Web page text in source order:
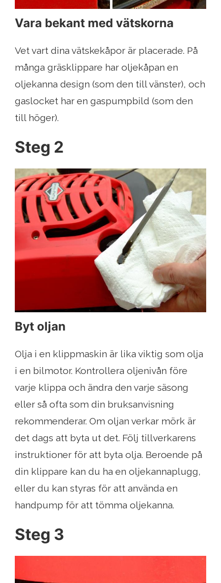
Vara bekant med vätskorna
Vet vart dina vätskekåpor är placerade. På
många gräsklippare har oljekåpan en
oljekanna design (som den till vänster), och
gaslocket har en gaspumpbild (som den
till höger).
Steg 2
Byt oljan
Olja i en klippmaskin är lika viktig som olja
i en bilmotor. Kontrollera oljenivån före
varje klippa och ändra den varje säsong
eller så ofta som din bruksanvisning
rekommenderar. Om oljan verkar mörk är
det dags att byta ut det. Följ tillverkarens
instruktioner för att byta olja. Beroende på
din klippare kan du ha en oljekannaplugg,
eller du kan styras för att använda en
handpump för att tömma oljekanna.
Steg 3